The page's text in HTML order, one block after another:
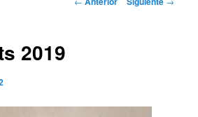
2019